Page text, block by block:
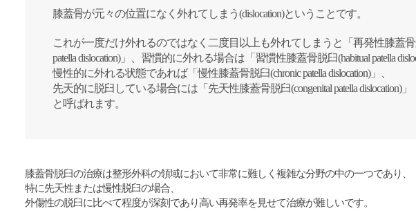
膝蓋骨が元々の位置になく外れてしまう(dislocation)ということです。
これが一度だけ外れるのではなく二度目以上も外れてしまうと「再発性膝蓋骨
patella dislocation)」、習慣的に外れる場合は「習慣性膝蓋骨脱臼(habitual patella
慢性的に外れる状態であれば「慢性膝蓋骨脱臼(chronic patella dislocation)」、
先天的に脱臼している場合には「先天性膝蓋骨脱臼(congenital patella dislocation)」
と呼ばれます。
膝蓋骨脱臼の治療は整形外科の領域において非常に難しく複雑な分野の中の一つであり、
特に先天性または慢性脱臼の場合、
外傷性の脱臼に比べて程度が深刻であり高い再発率を見せて治療が難しいです。